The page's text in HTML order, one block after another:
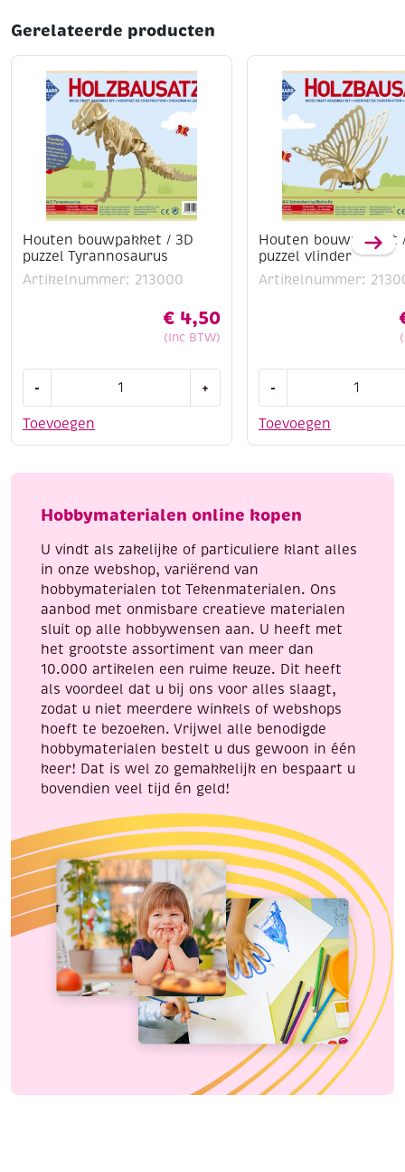
Gerelateerde producten
Houten bouwpakket / 3D
puzzel Tyrannosaurus
Artikelnummer: 213000
€ 4,50
(Inc BTW)
Toevoegen
-
/
Tyrannosaurus
+
Houten bouwpakket
puzzel vlinder
Artikelnummer:
Toevoegen
-
/
vlinder
Hobbymaterialen online kopen
U vindt als zakelijke of particuliere klant alles
in onze webshop, variërend van
hobbymaterialen tot Tekenmaterialen. Ons
aanbod met onmisbare creatieve materialen
sluit op alle hobbywensen aan. U heeft met
het grootste assortiment van meer dan
10.000 artikelen een ruime keuze. Dit heeft
als voordeel dat u bij ons voor alles slaagt,
zodat u niet meerdere winkels of webshops
hoeft te bezoeken. Vrijwel alle benodigde
hobbymaterialen bestelt u dus gewoon in één
keer! Dat is wel zo gemakkelijk en bespaart u
bovendien veel tijd én geld!